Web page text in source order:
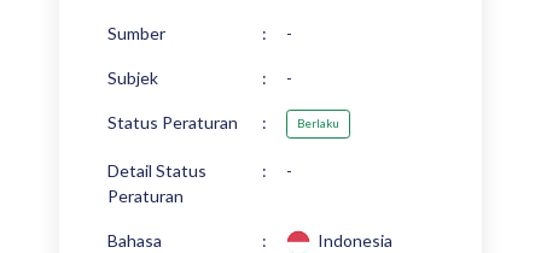
Sumber : -
Subjek : -
Status Peraturan : Berlaku
Detail Status
Peraturan
: -
Bahasa : Indonesia